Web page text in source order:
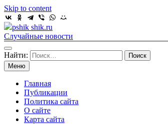
Skip to content
pshik shik.ru
Случайные новости
Найти:
Меню
Главная
Публикации
Политика сайта
О сайте
Карта сайта